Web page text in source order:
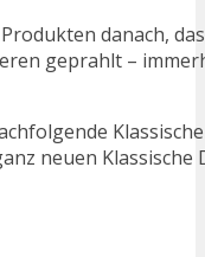
danach,
geprahlt –
neuen